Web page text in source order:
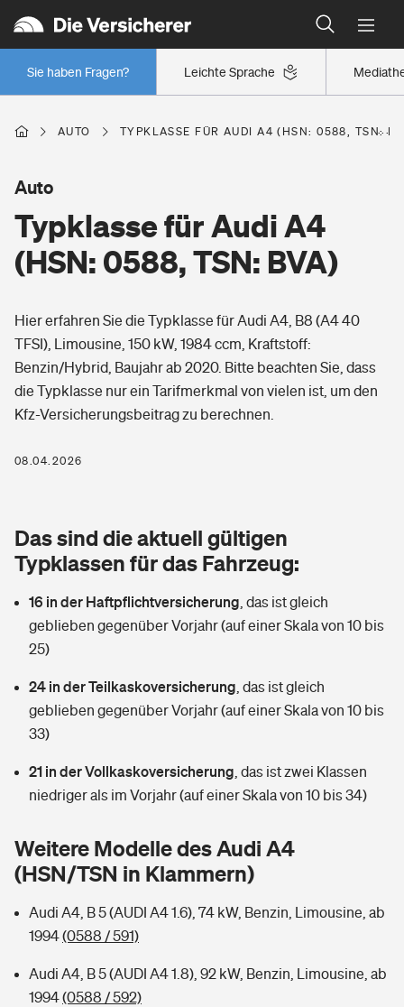
Leichte Sprache
Sie haben Fragen?
Wer versichert was: Jetzt Versicherer finden
Regionalklassen: So ist Ihre Region eingestuft
Wer versichert was: Jetzt Versicherer finden
Berufsunfähigkeitsversicherung
Erwerbsunfähigkeitsversicherung
Grundfähigkeitsversicherung
Arbeitsrechtsschutz
Berufshaftpflichtversicherung
Zur Übersicht
Tools
Wer versichert was: Jetzt Versicherer finden
Sie haben Fragen?
Wohnen
Elementarversicherung
Glasversicherung
Mietkautionsversicherung
Restkreditversicherung
Zur Übersicht
Tools
Hochwasser-Check: Wie gefährdet ist Ihr Haus?
Sie haben Fragen?
Freizeit
Pri­vate Haft­pflicht­
Kinderunfall­ver­si­che­rung
Kinderinvalidität
Hundehalter-Haftpflicht
Handyversicherung
Private Cyberversicherung
Zur Übersicht
Gesundheit
Private Krankenversicherung
Dread-Disease-Versicherung
Tierkrankenversicherung
Zur Übersicht
Tools
Wer versichert was: Jetzt Versicherer finden
Rentenrechner: Wie viel Geld bekomme ich im Alter?
AUTO TYPKLASSE FÜR AUDI A4 (HSN: 0588, TSN:
Typklasse für Audi A4
(HSN: 0588, TSN: BVA)
Auto
Hier erfahren Sie die Typklasse für Audi A4, B8 (A4 40
TFSI), Limousine, 150 kW, 1984 ccm, Kraftstoff:
Benzin/Hybrid, Baujahr ab 2020. Bitte beachten Sie, dass
die Typklasse nur ein Tarifmerkmal von vielen ist, um den
Kfz-Versicherungsbeitrag zu berechnen.
08.04.2026
Das sind die aktuell gültigen
Typklassen für das Fahrzeug:
16 in der Haftpflichtversicherung das ist gleich
geblieben gegenüber Vorjahr (auf einer Skala von 10 bis
25)
24 in der Teilkaskoversicherung das ist gleich
geblieben gegenüber Vorjahr (auf einer Skala von 10 bis
33)
21 in der Vollkaskoversicherung das ist zwei Klassen
niedriger als im Vorjahr (auf einer Skala von 10 bis 34)
Weitere Modelle des Audi A4
(HSN/TSN in Klammern)
Audi A4, B 5 (AUDI A4 1.6), 74 kW, Benzin, Limousine, ab
1994(0588 / 591)
Audi A4, B 5 (AUDI A4 1.8), 92 kW, Benzin, Limousine, ab
1994(0588 / 592)